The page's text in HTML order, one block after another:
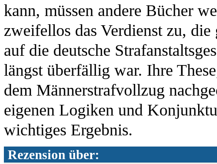
kann, müssen andere Bücher
zweifellos das Verdienst zu,
auf die deutsche
längst überfällig war. Ihre
dem Männerstrafvollzug
eigenen Logiken und
wichtiges Ergebnis.
Rezension über: